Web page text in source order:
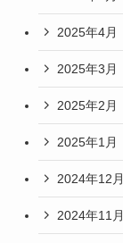
2025年4月
2025年3月
2025年2月
2025年1月
2024年12月
2024年11月